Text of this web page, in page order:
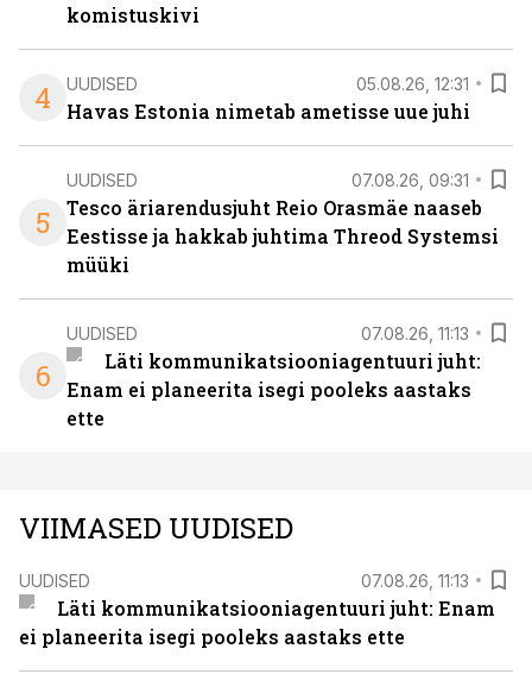
komistuskivi
4 UUDISED 05.08.26, 12:31
Havas Estonia nimetab ametisse uue juhi
5
UUDISED 07.08.26, 09:31
Tesco äriarendusjuht Reio Orasmäe naaseb
Eestisse ja hakkab juhtima Threod Systemsi
müüki
6
UUDISED 07.08.26, 11:13
Läti kommunikatsiooniagentuuri juht:
Enam ei planeerita isegi pooleks aastaks
ette
VIIMASED UUDISED
UUDISED 07.08.26, 11:13
Läti kommunikatsiooniagentuuri juht: Enam
ei planeerita isegi pooleks aastaks ette